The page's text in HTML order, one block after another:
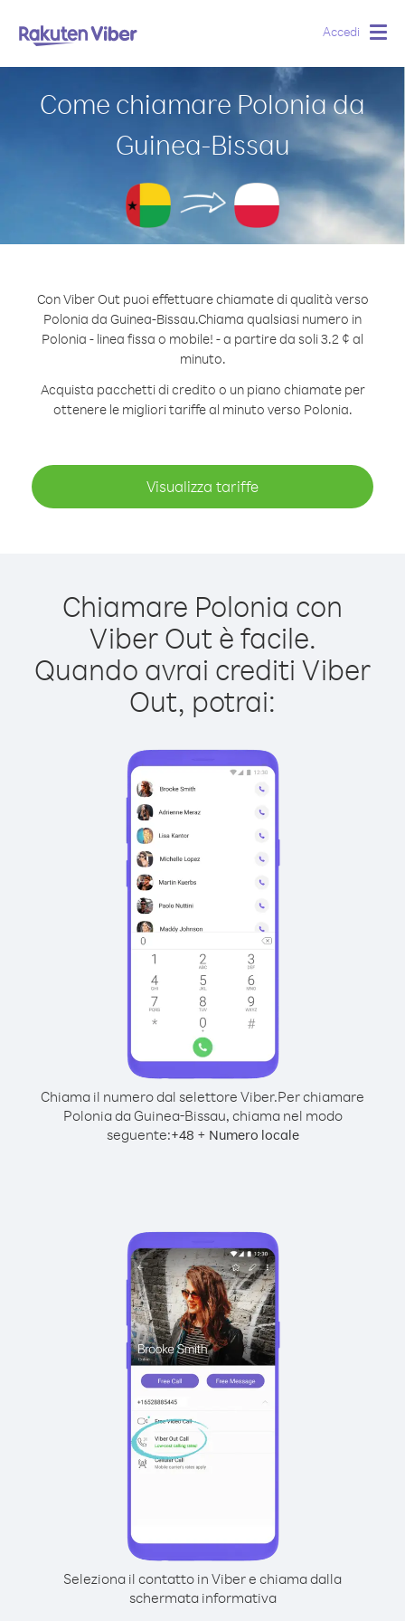
Accedi
Come chiamare Polonia da
Guinea-Bissau
Con Viber Out puoi effettuare chiamate di qualità verso
Polonia da Guinea-Bissau.Chiama qualsiasi numero in
Polonia - linea fissa o mobile! - a partire da soli 3.2 ¢ al
minuto.
Acquista pacchetti di credito o un piano chiamate per
ottenere le migliori tariffe al minuto verso Polonia.
Visualizza tariffe
Chiamare Polonia con
Viber Out è facile.
Quando avrai crediti Viber
Out, potrai:
Chiama il numero dal selettore Viber.Per chiamare
Polonia da Guinea-Bissau, chiama nel modo
seguente:+48 + Numero locale
Seleziona il contatto in Viber e chiama dalla
schermata informativa